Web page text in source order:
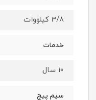
۳/۸ کیلووات
خدمات
۱۰ سال
سیم پیچ